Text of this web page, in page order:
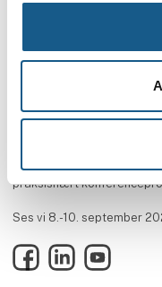
drives. Oplev tre dage
innovative produkter og
praksisnært
Ses vi 8.-10. september
FacebookLinkedInYouTube